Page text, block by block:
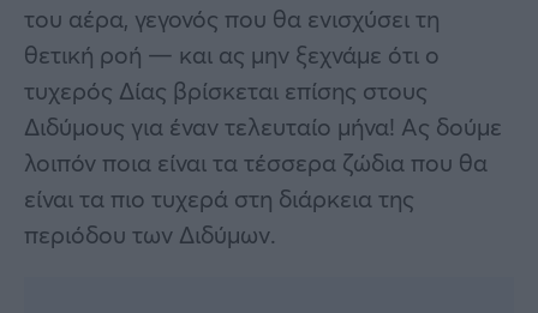
του αέρα, γεγονός που θα ενισχύσει τη
θετική ροή — και ας μην ξεχνάμε ότι ο
τυχερός Δίας βρίσκεται επίσης στους
Διδύμους για έναν τελευταίο μήνα! Ας δούμε
λοιπόν ποια είναι τα τέσσερα ζώδια που θα
είναι τα πιο τυχερά στη διάρκεια της
περιόδου των Διδύμων.